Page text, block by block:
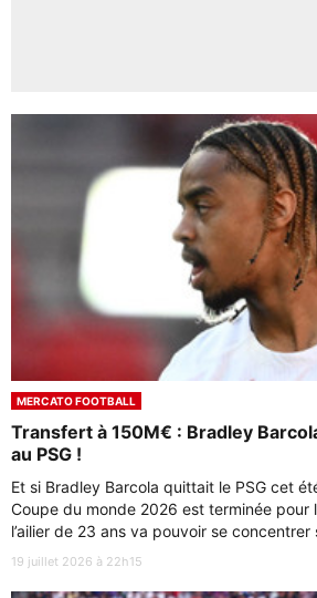
MERCATO FOOTBALL
Transfert à 150M€ : Bradley
au PSG !
Et si Bradley Barcola quittait le PSG cet
Coupe du monde 2026 est terminée pour
l’ailier de 23 ans va pouvoir se concentrer
19 juillet 2026 à 22h15